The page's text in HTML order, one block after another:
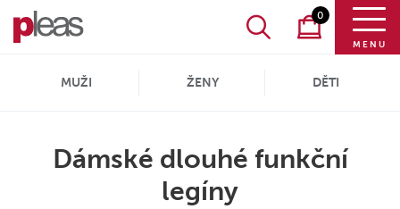
0
MENU
MUŽI ŽENY DĚTI
Dámské dlouhé funkční
legíny